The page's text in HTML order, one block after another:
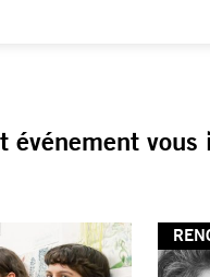
événement